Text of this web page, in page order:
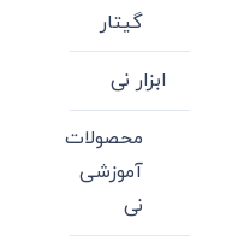
گیتار
ابزار نی
محصولات
آموزشی
نی